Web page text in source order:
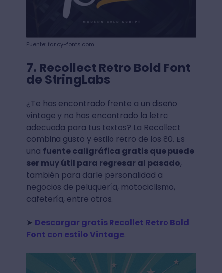
Fuente: fancy-fonts.com.
7. Recollect Retro Bold Font
de StringLabs
¿Te has encontrado frente a un diseño
vintage y no has encontrado la letra
adecuada para tus textos? La Recollect
combina gusto y estilo retro de los 80. Es
una fuente caligráfica gratis que puede
ser muy útil para regresar al pasado,
también para darle personalidad a
negocios de peluquería, motociclismo,
cafetería, entre otros.
➤ Descargar gratis Recollet Retro Bold
Font con estilo Vintage.